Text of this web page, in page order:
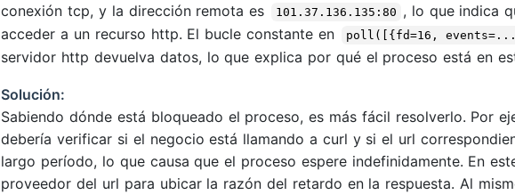
conexión tcp, y la dirección remota es
101.37.136.135:80 , lo que indica
acceder a un recurso http. El bucle constante en
poll([{fd=16,
servidor http devuelva datos, lo que explica por qué el proceso está en
Solución:
Sabiendo dónde está bloqueado el proceso, es más fácil resolverlo. Por
debería verificar si el negocio está llamando a curl y si el url
largo período, lo que causa que el proceso espere indefinidamente. En
proveedor del url para ubicar la razón del retardo en la respuesta. Al